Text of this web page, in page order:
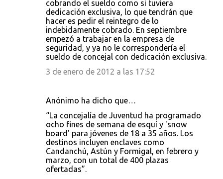
cobrando el sueldo como si tuviera
dedicación exclusiva, lo que tendrán que
hacer es pedir el reintegro de lo
indebidamente cobrado. En septiembre
empezó a trabajar en la empresa de
seguridad, y ya no le correspondería el
sueldo de concejal con dedicación exclusiva.
3 de enero de 2012 a las 17:52
Anónimo ha dicho que…
“La concejalía de Juventud ha programado
ocho fines de semana de esquí y 'snow
board' para jóvenes de 18 a 35 años. Los
destinos incluyen enclaves como
Candanchú, Astún y Formigal, en febrero y
marzo, con un total de 400 plazas
ofertadas”.